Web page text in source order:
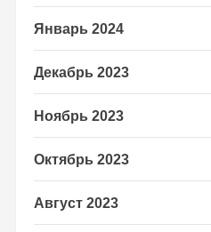
Январь 2024
Декабрь 2023
Ноябрь 2023
Октябрь 2023
Август 2023